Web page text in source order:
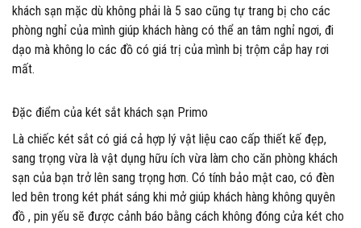
khách sạn mặc dù không phải là 5 sao cũng tự trang bị cho các
phòng nghỉ của mình giúp khách hàng có thể an tâm nghỉ ngơi, đi
dạo mà không lo các đồ có giá trị của mình bị trộm cắp hay rơi
mất.
Đặc điểm của két sắt khách sạn Primo
Là chiếc két sắt có giá cả hợp lý vật liệu cao cấp thiết kế đẹp,
sang trọng vừa là vật dụng hữu ích vừa làm cho căn phòng khách
sạn của bạn trở lên sang trọng hơn. Có tính bảo mật cao, có đèn
led bên trong két phát sáng khi mở giúp khách hàng không quyên
đồ , pin yếu sẽ được cảnh báo bằng cách không đóng cửa két cho